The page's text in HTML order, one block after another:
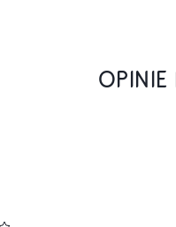
OPINIE